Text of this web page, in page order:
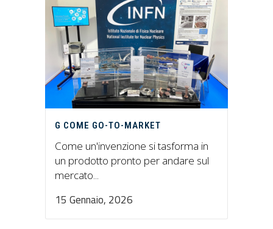
G COME GO-TO-MARKET
Come un'invenzione si tasforma in
un prodotto pronto per andare sul
mercato...
15 Gennaio, 2026